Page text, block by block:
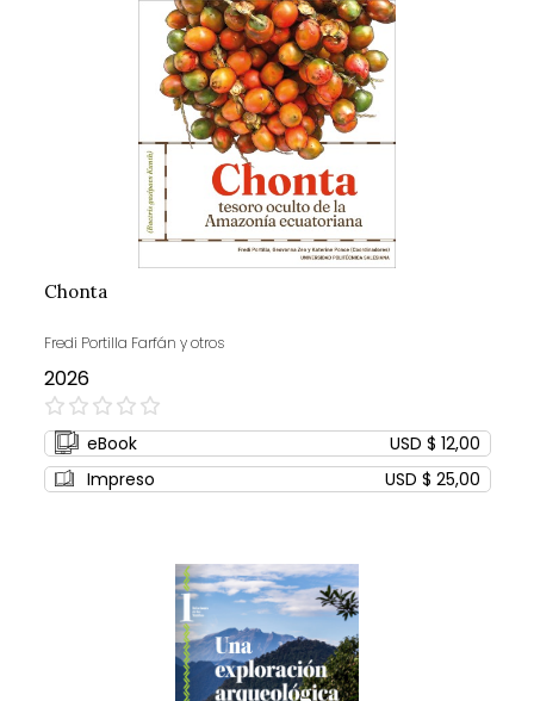
Chonta
Fredi Portilla Farfán y otros
2026
0%
eBook
USD $ 12,00
Impreso
USD $ 25,00